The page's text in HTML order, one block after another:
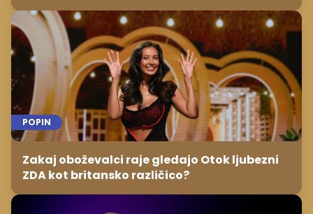
POPIN
Zakaj oboževalci raje gledajo Otok ljubezni
ZDA kot britansko različico?